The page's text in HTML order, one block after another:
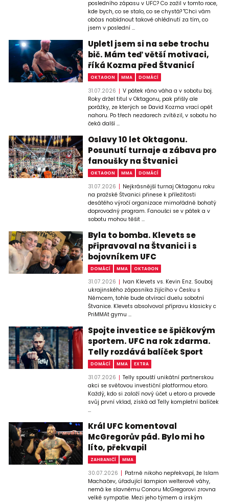
posledního zápasu v UFC? Co zažil v tomto roce,
kde bych, co se stalo, co se chystá? "Chci vám
občas nabídnout takové ohlédnutí za tím, co
jsem v poslední ...
Upletl jsem si na sebe trochu
bič. Mám teď větší motivaci,
říká Kozma před Štvanicí
OKTAGON MMA DOMÁCÍ
31.07.2026
V pátek ráno váha a v sobotu boj.
Roky držel titul v Oktagonu, pak přišly ale
porážky, ze kterých se David Kozma vrací opět
nahoru. Po třech nezdarech zvítězil, v sobotu ho
čeká další ...
Oslavy 10 let Oktagonu.
Posunutí turnaje a zábava pro
fanoušky na Štvanici
OKTAGON MMA DOMÁCÍ
31.07.2026
Nejkrásnější turnaj Oktagonu roku
na pražské Štvanici přinese k příležitosti
desátého výročí organizace mimořádně bohatý
doprovodný program. Fanoušci se v pátek a v
sobotu mohou těšit ...
Byla to bomba. Klevets se
připravoval na Štvanici i s
bojovníkem UFC
DOMÁCÍ MMA OKTAGON
31.07.2026
Ivan Klevets vs. Kevin Enz. Souboj
ukrajinského zápasníka žijícího v Česku s
Němcem, tohle bude otvírací duelu sobotní
Štvanice. Klevets absolvoval přípravu klasicky c
PriMMAt gymu ...
Spojte investice se špičkovým
sportem. UFC na rok zdarma.
Telly rozdává balíček Sport
DOMÁCÍ MMA EXTRA
31.07.2026
Telly spouští unikátní partnerskou
akci se světovou investiční platformou etoro.
Každý, kdo si založí nový účet u etoro a provede
svůj první vklad, získá od Telly kompletní balíček
...
Král UFC komentoval
McGregorův pád. Bylo mi ho
líto, překvapil
ZAHRANIČÍ MMA
30.07.2026
Patrně nikoho nepřekvapí, že Islam
Machačev, úřadující šampion welterové váhy,
nemá ke slavnému Conoru McGregorovi zrovna
velké sympatie. Mezi jeho týmem a irským